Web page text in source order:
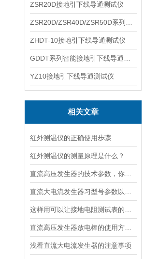
ZSR20D接地引下线导通测试仪
ZHDT-10接地引下线导通测试仪
YZ10接地引下线导通测试仪
相关文章
红外测温仪的正确使用步骤
红外测温仪的测量原理是什么？
浅看直流大电流发生器的注意事项